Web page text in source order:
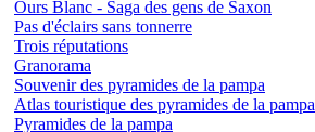
Ours Blanc - Saga des gens de Saxon
Pas d'éclairs sans tonnerre
Trois réputations
Granorama
Souvenir des pyramides de la pampa
Atlas touristique des pyramides de la pampa
Pyramides de la pampa